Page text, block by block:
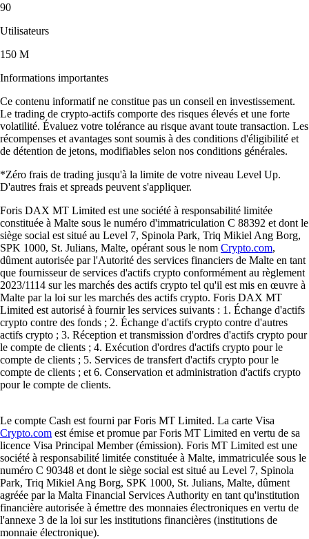
90
Utilisateurs
150 M
Informations importantes
Ce contenu informatif ne constitue pas un conseil en investissement.
Le trading de crypto-actifs comporte des risques élevés et une forte
volatilité. Évaluez votre tolérance au risque avant toute transaction. Les
récompenses et avantages sont soumis à des conditions d'éligibilité et
de détention de jetons, modifiables selon nos conditions générales.
*Zéro frais de trading jusqu'à la limite de votre niveau Level Up.
D'autres frais et spreads peuvent s'appliquer.
Foris DAX MT Limited est une société à responsabilité limitée
constituée à Malte sous le numéro d'immatriculation C 88392 et dont le
siège social est situé au Level 7, Spinola Park, Triq Mikiel Ang Borg,
SPK 1000, St. Julians, Malte, opérant sous le nom Crypto.com,
dûment autorisée par l'Autorité des services financiers de Malte en tant
que fournisseur de services d'actifs crypto conformément au règlement
2023/1114 sur les marchés des actifs crypto tel qu'il est mis en œuvre à
Malte par la loi sur les marchés des actifs crypto. Foris DAX MT
Limited est autorisé à fournir les services suivants : 1. Échange d'actifs
crypto contre des fonds ; 2. Échange d'actifs crypto contre d'autres
actifs crypto ; 3. Réception et transmission d'ordres d'actifs crypto pour
le compte de clients ; 4. Exécution d'ordres d'actifs crypto pour le
compte de clients ; 5. Services de transfert d'actifs crypto pour le
compte de clients ; et 6. Conservation et administration d'actifs crypto
pour le compte de clients.
Le compte Cash est fourni par Foris MT Limited. La carte Visa
Crypto.com est émise et promue par Foris MT Limited en vertu de sa
licence Visa Principal Member (émission). Foris MT Limited est une
société à responsabilité limitée constituée à Malte, immatriculée sous le
numéro C 90348 et dont le siège social est situé au Level 7, Spinola
Park, Triq Mikiel Ang Borg, SPK 1000, St. Julians, Malte, dûment
agréée par la Malta Financial Services Authority en tant qu'institution
financière autorisée à émettre des monnaies électroniques en vertu de
l'annexe 3 de la loi sur les institutions financières (institutions de
monnaie électronique).